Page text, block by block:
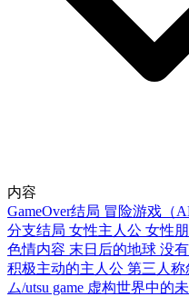
内容
GameOver结局 冒险游戏（
分支结局 女性主人公 女性
色情内容 末日后的地球 没
积极主动的主人公 第三人称
ム/utsu game 虚构世界中的